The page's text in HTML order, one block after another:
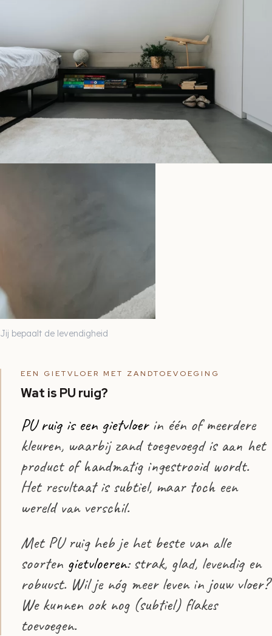
EEN GIETVLOER MET ZANDTOEVOEGING
Wat is PU ruig?
PU ruig is een gietvloer in één of meerdere
kleuren, waarbij zand toegevoegd is aan het
product of handmatig ingestrooid wordt.
Het resultaat is subtiel, maar toch een
wereld van verschil.
Met PU ruig heb je het beste van alle
soorten gietvloeren: strak, glad, levendig en
robuust. Wil je nóg meer leven in jouw vloer?
We kunnen ook nog (subtiel) flakes
toevoegen.
Jij bepaalt de levendigheid